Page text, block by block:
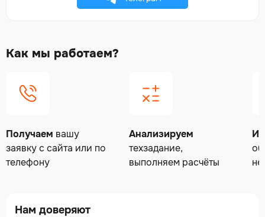
Как мы работаем?
Получаем вашу
заявку с сайта или по
телефону
Анализируем
техзадание,
выполняем расчёты
Нам доверяют